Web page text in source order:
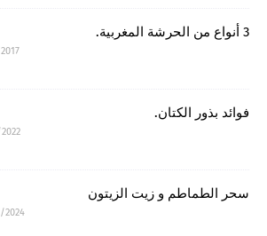
3 أنواع من الحرشة المغربية.
فوائد بذور الكتان.
سحر الطماطم و زيت الزيتون
2024